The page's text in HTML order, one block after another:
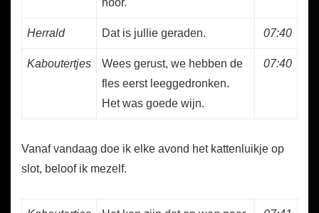
hoor.
Herrald Dat is jullie geraden. 07:40
Kaboutertjes
Wees gerust, we hebben de
fles eerst leeggedronken.
Het was goede wijn.
07:40
Vanaf vandaag doe ik elke avond het kattenluikje op
slot, beloof ik mezelf.